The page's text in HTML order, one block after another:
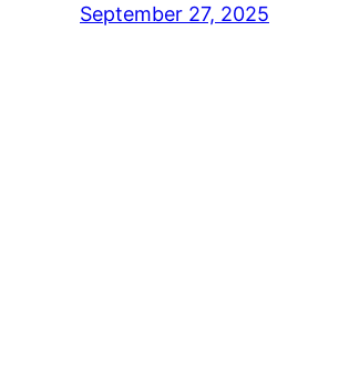
September 27, 2025